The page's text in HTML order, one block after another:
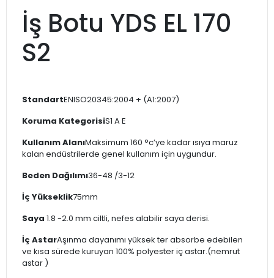
İş Botu YDS EL 170
S2
StandartENISO20345:2004 + (A1:2007)
Koruma KategorisiS1 A E
Kullanım AlanıMaksimum 160 °c’ye kadar ısıya maruz
kalan endüstrilerde genel kullanım için uygundur.
Beden Dağılımı36-48 /3-12
İç Yükseklik75mm
Saya 1.8 -2.0 mm ciltli, nefes alabilir saya derisi.
İç AstarAşınma dayanımı yüksek ter absorbe edebilen
ve kısa sürede kuruyan 100% polyester iç astar.(nemrut
astar )